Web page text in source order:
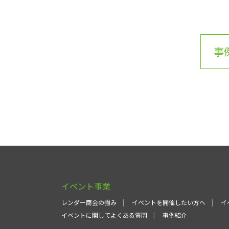
事
イベント事業
レンダー商会の強み イベントを開催したい方へ
イ
イベントに関してよくある質問
事例紹介